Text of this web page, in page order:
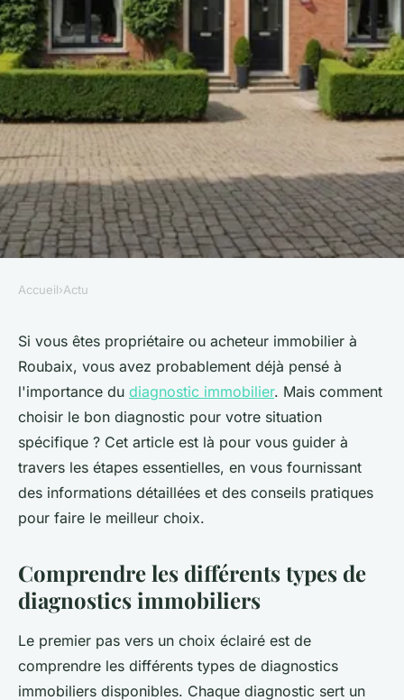
Guide pour choisir le
diagnostic immobilier à
roubaix
Sohan•17 décembre 2024 •6 min de lecture
Accueil›Actu
Si vous êtes propriétaire ou acheteur immobilier à
Roubaix, vous avez probablement déjà pensé à
l'importance du diagnostic immobilier. Mais comment
choisir le bon diagnostic pour votre situation
spécifique ? Cet article est là pour vous guider à
travers les étapes essentielles, en vous fournissant
des informations détaillées et des conseils pratiques
pour faire le meilleur choix.
Comprendre les différents types de
diagnostics immobiliers
Le premier pas vers un choix éclairé est de
comprendre les différents types de diagnostics
immobiliers disponibles. Chaque diagnostic sert un